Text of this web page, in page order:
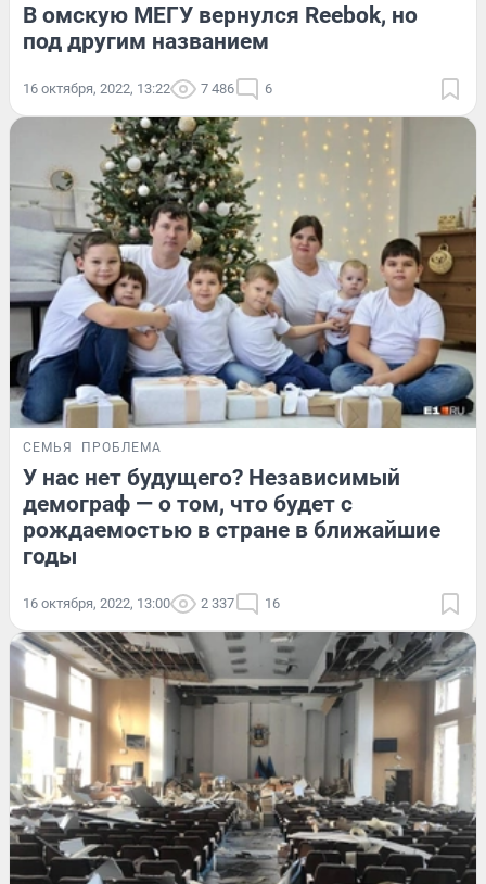
В омскую МЕГУ вернулся Reebok, но
под другим названием
16 октября, 2022, 13:22 7 486 6
СЕМЬЯ ПРОБЛЕМА
У нас нет будущего? Независимый
демограф — о том, что будет с
рождаемостью в стране в ближайшие
годы
16 октября, 2022, 13:00 2 337 16